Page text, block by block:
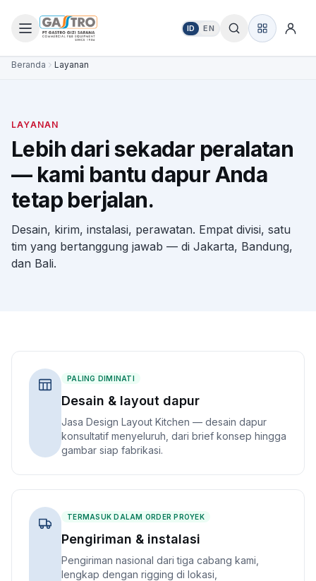
ID EN
Beranda Layanan
LAYANAN
Lebih dari sekadar peralatan
— kami bantu dapur Anda
tetap berjalan.
Desain, kirim, instalasi, perawatan. Empat divisi, satu
tim yang bertanggung jawab — di Jakarta, Bandung,
dan Bali.
PALING DIMINATI
Desain & layout dapur
Jasa Design Layout Kitchen — desain dapur
konsultatif menyeluruh, dari brief konsep hingga
gambar siap fabrikasi.
TERMASUK DALAM ORDER PROYEK
Pengiriman & instalasi
Pengiriman nasional dari tiga cabang kami,
lengkap dengan rigging di lokasi,